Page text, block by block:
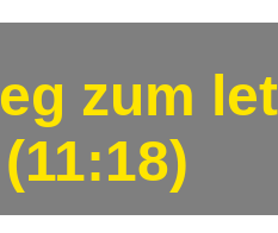
zum